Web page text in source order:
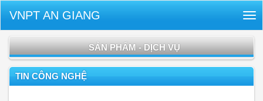
VNPT AN GIANG
SẢN PHẨM - DỊCH VỤ
TIN CÔNG NGHỆ